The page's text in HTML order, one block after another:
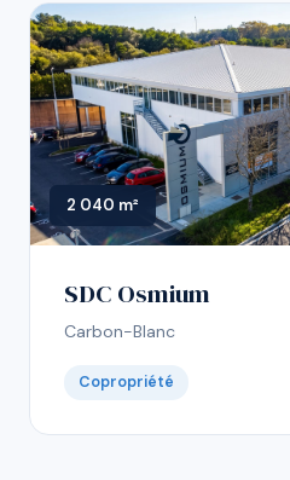
2 040 m²
SDC Osmium
Carbon-Blanc
Copropriété